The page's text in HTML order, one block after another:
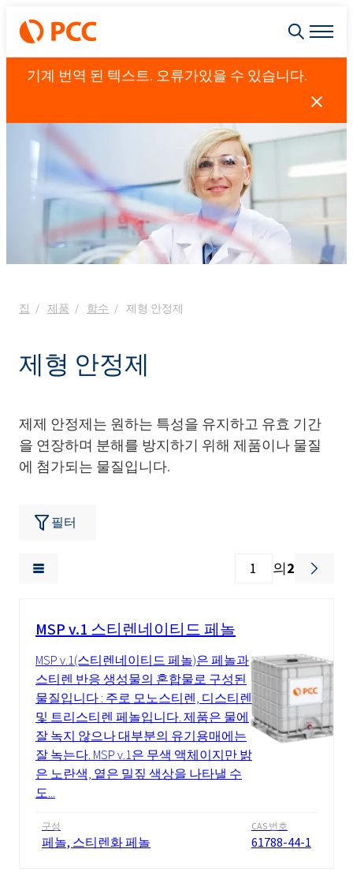
기계 번역 된 텍스트. 오류가있을 수 있습니다.
집 제품 함수 제형 안정제
제형 안정제
제제 안정제는 원하는 특성을 유지하고 유효 기간
을 연장하며 분해를 방지하기 위해 제품이나 물질
에 첨가되는 물질입니다.
필터
의2
MSP v.1 스티렌네이티드 페놀
MSP v.1(스티렌네이티드 페놀)은 페놀과
스티렌 반응 생성물의 혼합물로 구성된
물질입니다 : 주로 모노스티렌, 디스티렌
및 트리스티렌 페놀입니다. 제품은 물에
잘 녹지 않으나 대부분의 유기용매에는
잘 녹는다. MSP v.1은 무색 액체이지만 밝
은 노란색, 옅은 밀짚 색상을 나타낼 수
도...
구성
페놀, 스티렌화 페놀
CAS 번호
61788-44-1